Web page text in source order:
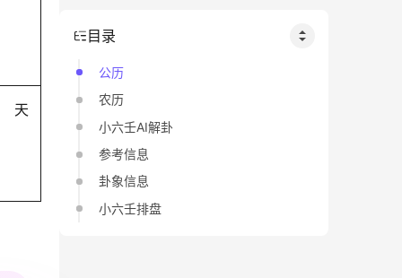
天
目录
公历
农历
小六壬AI解卦
参考信息
卦象信息
小六壬排盘